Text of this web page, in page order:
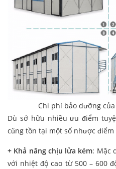
Chi phí bảo dưỡng
Dù sở hữu nhiều ưu điểm
cũng tồn tại một số nhược điểm
+ Khả năng chịu lửa kém: Mặc
với nhiệt độ cao từ 500 – 600